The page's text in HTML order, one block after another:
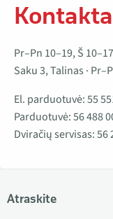
Pr–Pn 10–19, Š 10–17
Saku 3, Talinas ·
El. parduotuvė:55
Parduotuvė:56 488
Dviračių servisas:56
Atraskite